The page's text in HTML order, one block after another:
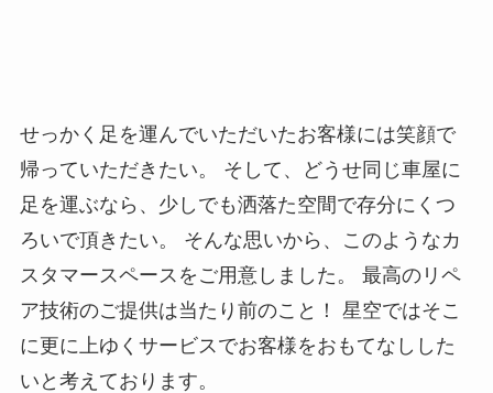
せっかく足を運んでいただいたお客様には笑顔で
帰っていただきたい。 そして、どうせ同じ車屋に
足を運ぶなら、少しでも洒落た空間で存分にくつ
ろいで頂きたい。 そんな思いから、このようなカ
スタマースペースをご用意しました。 最高のリペ
ア技術のご提供は当たり前のこと！ 星空ではそこ
に更に上ゆくサービスでお客様をおもてなしした
いと考えております。